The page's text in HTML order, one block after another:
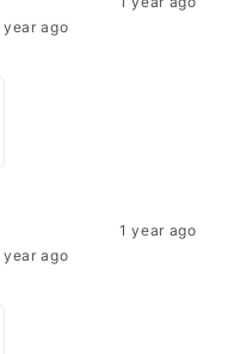
year ago
1 year ago
year ago